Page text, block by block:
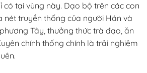
có tại vùng này. Dạo bộ trên các con
nét truyền thống của người Hán và
Tây, thưởng thức trà đạo, ăn
chính thống chính là trải nghiệm